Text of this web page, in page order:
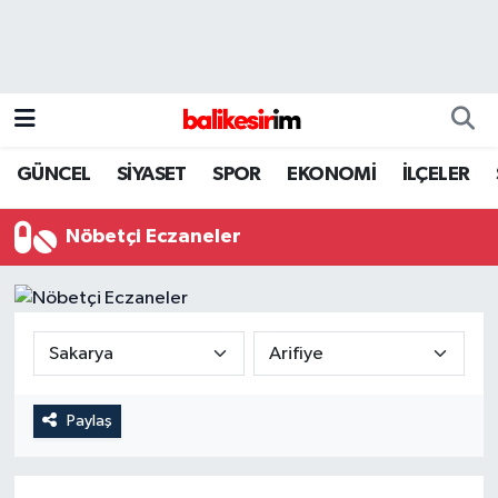
GÜNCEL SİYASET SPOR EKONOMİ İLÇELER
Nöbetçi Eczaneler
Paylaş